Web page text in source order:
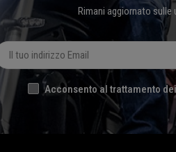
Rimani aggiornato
Acconsento al trattamento